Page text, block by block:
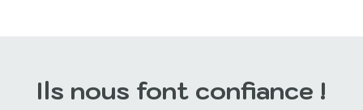
Ils nous font confiance !